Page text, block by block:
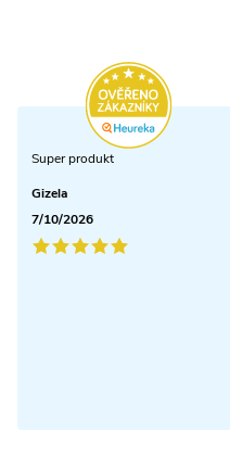
Super produkt
Gizela
7/10/2026